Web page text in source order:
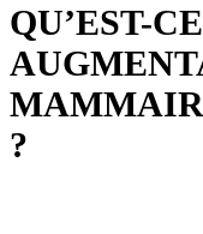
QU’EST-
?